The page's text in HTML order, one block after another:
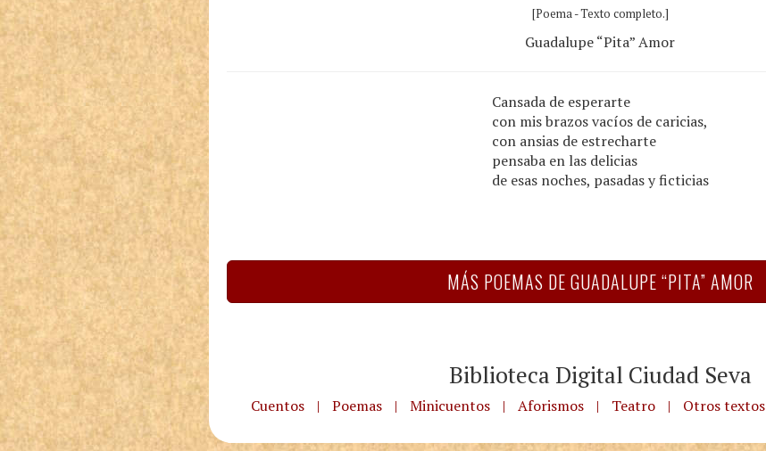
[Poema - Texto completo.]
Guadalupe “Pita” Amor
Cansada de esperarte
con mis brazos vacíos de caricias,
con ansias de estrecharte
pensaba en las delicias
de esas noches, pasadas y ficticias
MÁS POEMAS DE GUADALUPE “PITA” AMOR
Biblioteca Digital Ciudad Seva
Cuentos | Poemas | Minicuentos | Aforismos | Teatro | Otros textos